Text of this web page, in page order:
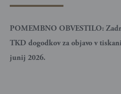
POMEMBNO OBVESTILO:
TKD dogodkov za objavo v
junij 2026.